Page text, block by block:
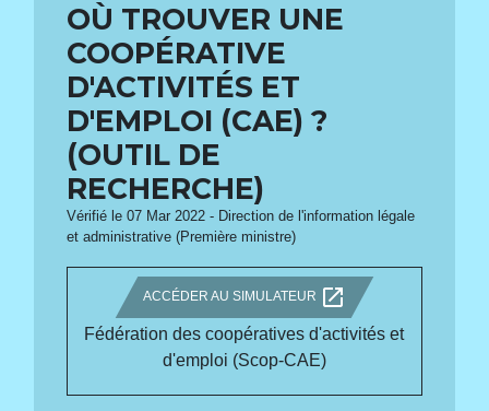
OÙ TROUVER UNE
COOPÉRATIVE
D'ACTIVITÉS ET
D'EMPLOI (CAE) ?
(OUTIL DE
RECHERCHE)
Vérifié le 07 Mar 2022 - Direction de l'information légale
et administrative (Première ministre)
ACCÉDER AU SIMULATEUR open_in_new
Fédération des coopératives d'activités et
d'emploi (Scop-CAE)